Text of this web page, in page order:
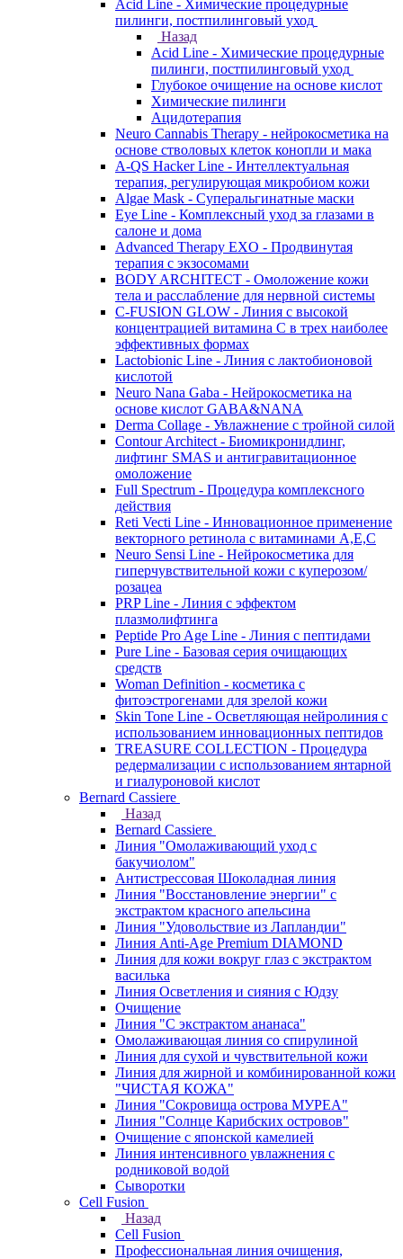
Acid Line - Химические процедурные
пилинги, постпилинговый уход
Назад
Acid Line - Химические процедурные
пилинги, постпилинговый уход
Глубокое очищение на основе кислот
Химические пилинги
Ацидотерапия
Neuro Cannabis Therapy - нейрокосметика на
основе стволовых клеток конопли и мака
A-QS Hacker Line - Интеллектуальная
терапия, регулирующая микробиом кожи
Algae Mask - Суперальгинатные маски
Eye Line - Комплексный уход за глазами в
салоне и дома
Advanced Therapy EXO - Продвинутая
терапия с экзосомами
BODY ARCHITECT - Омоложение кожи
тела и расслабление для нервной системы
C-FUSION GLOW - Линия с высокой
концентрацией витамина C в трех наиболее
эффективных формах
Lactobionic Line - Линия с лактобионовой
кислотой
Neuro Nana Gaba - Нейрокосметика на
основе кислот GABA&NANA
Derma Collage - Увлажнение с тройной силой
Contour Architect - Биомикронидлинг,
лифтинг SMAS и антигравитационное
омоложение
Full Spectrum - Процедура комплексного
действия
Reti Vecti Line - Инновационное применение
векторного ретинола с витаминами A,Е,С
Neuro Sensi Line - Нейрокосметика для
гиперчувствительной кожи с куперозом/
розацеа
PRP Line - Линия с эффектом
плазмолифтинга
Peptide Pro Age Line - Линия с пептидами
Pure Line - Базовая серия очищающих
средств
Woman Definition - косметика с
фитоэстрогенами для зрелой кожи
Skin Tone Line - Осветляющая нейролиния с
использованием инновационных пептидов
TREASURE COLLECTION - Процедура
редермализации с использованием янтарной
и гиалуроновой кислот
Bernard Cassiere
Назад
Bernard Cassiere
Линия "Омолаживающий уход с
бакучиолом"
Антистрессовая Шоколадная линия
Линия "Восстановление энергии" с
экстрактом красного апельсина
Линия "Удовольствие из Лапландии"
Линия Anti-Age Premium DIAMOND
Линия для кожи вокруг глаз с экстрактом
василька
Линия Осветления и сияния с Юдзу
Очищение
Линия "С экстрактом ананаса"
Омолаживающая линия со спирулиной
Линия для сухой и чувствительной кожи
Линия для жирной и комбинированной кожи
"ЧИСТАЯ КОЖА"
Линия "Сокровища острова МУРЕА"
Линия "Солнце Карибских островов"
Очищение с японской камелией
Линия интенсивного увлажнения с
родниковой водой
Сыворотки
Cell Fusion
Назад
Cell Fusion
Профессиональная линия очищения,